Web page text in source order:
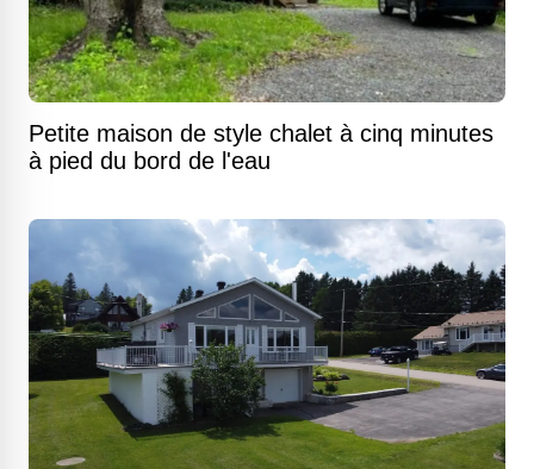
Petite maison de style chalet à cinq minutes
à pied du bord de l'eau